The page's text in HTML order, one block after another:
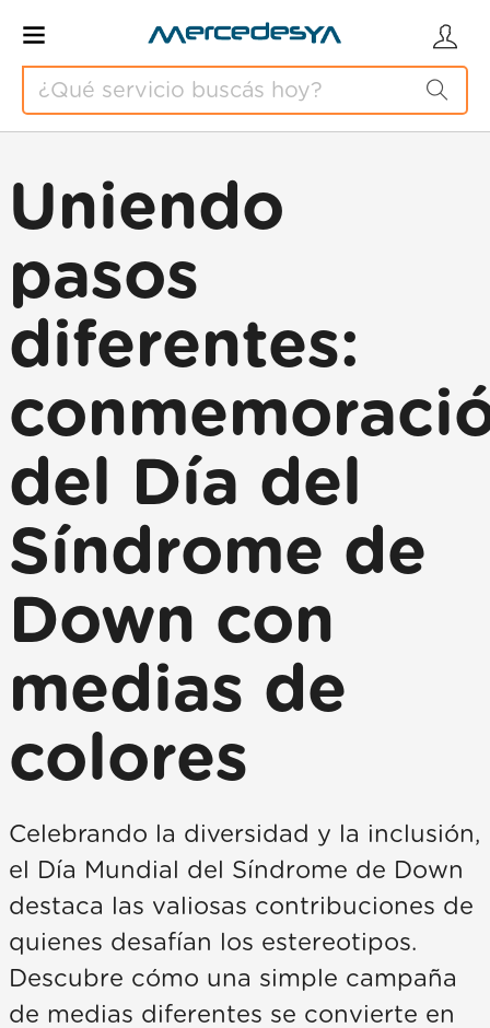
Uniendo
pasos
diferentes:
del Día del
Síndrome de
Down con
medias de
colores
Celebrando la diversidad y la inclusión,
el Día Mundial del Síndrome de Down
destaca las valiosas contribuciones de
quienes desafían los estereotipos.
Descubre cómo una simple campaña
de medias diferentes se convierte en